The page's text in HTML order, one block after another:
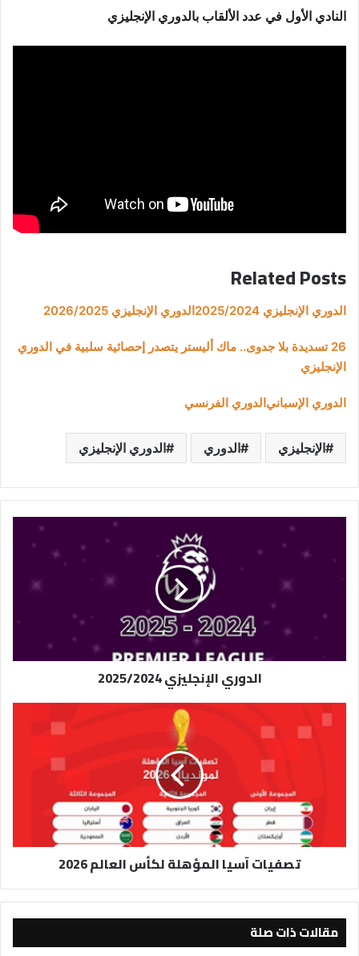
النادي الأول في عدد الألقاب بالدوري الإنجليزي
Related Posts
الدوري الإنجليزي 2025/2024 الدوري الإنجليزي 2026/2025
26 تسديدة بلا جدوى.. ماك أليستر يتصدر إحصائية سلبية في الدوري
الإنجليزي
الدوري الإسبانيالدوري الفرنسي
الإنجليزي الدوري الدوري الإنجليزي
2025/2024
الدوري الإنجليزي 2025/2024
آسيا
تصفيات آسيا المؤهلة لكأس العالم 2026
مقالات ذات صلة